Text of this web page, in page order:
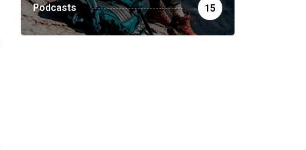
Podcasts 15